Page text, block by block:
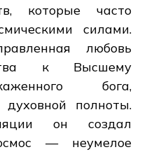
которые часто
силами.
любовь
к Высшему
бога,
духовной полноты.
он создал
— неумелое